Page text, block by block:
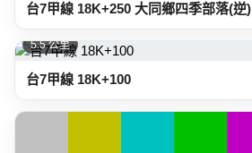
台7甲線 18K+250 大同鄉四季部落(逆)
5.5 公里
台7甲線 18K+100